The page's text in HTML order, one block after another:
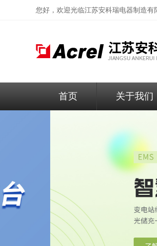
您好，欢迎光临江苏安科瑞电器制造有
首页 关于我们